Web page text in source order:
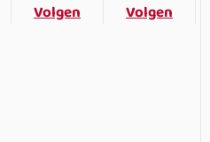
Volgen
Volgen